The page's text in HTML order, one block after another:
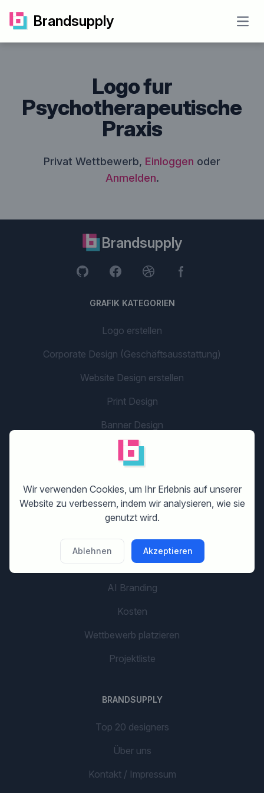
Brandsupply
Logo fur
Psychotherapeutische
Praxis
Privat Wettbewerb, Einloggen oder
Anmelden.
Brandsupply
GRAFIK KATEGORIEN
Logo erstellen
Corporate Design (Geschäftsausstattung)
Website Design erstellen
Print Design
Banner Design
Flyer Design
Unternehmensname
Social Media/App Design
LOS GEHT'S
AI Branding
Kosten
Wettbewerb platzieren
Projektliste
BRANDSUPPLY
Top 20 designers
Über uns
Kontakt / Impressum
Wir verwenden Cookies, um Ihr Erlebnis auf unserer
Website zu verbessern, indem wir analysieren, wie sie
genutzt wird.
Ablehnen Akzeptieren